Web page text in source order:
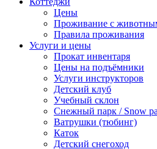
Цены
Проживание с
Правила проживания
Услуги и цены
Прокат инвентаря
Цены на подъёмники
Услуги инструкторов
Детский клуб
Учебный склон
Снежный парк / Snow
Ватрушки (тюбинг)
Каток
Детский снегоход